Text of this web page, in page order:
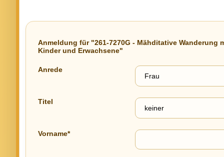
Anmeldung für "261-7270G - Mähditative
Kinder und Erwachsene"
Anrede
Titel
Vorname*